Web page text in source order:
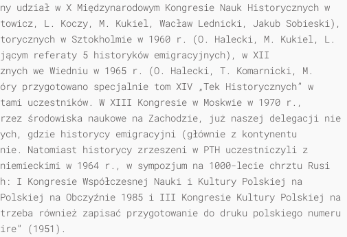
udział w X Międzynarodowym Kongresie Nauk Historycznych w
L. Koczy, M. Kukiel, Wacław Lednicki, Jakub Sobieski),
w Sztokholmie w 1960 r. (O. Halecki, M. Kukiel, L.
referaty 5 historyków emigracyjnych), w XII
we Wiedniu w 1965 r. (O. Halecki, T. Komarnicki, M.
przygotowano specjalnie tom XIV „Tek Historycznych” w
uczestników. W XIII Kongresie w Moskwie w 1970 r.,
środowiska naukowe na Zachodzie, już naszej delegacji nie
gdzie historycy emigracyjni (głównie z kontynentu
Natomiast historycy zrzeszeni w PTH uczestniczyli z
w 1964 r., w sympozjum na 1000-lecie chrztu Rusi
I Kongresie Współczesnej Nauki i Kultury Polskiej na
na Obczyźnie 1985 i III Kongresie Kultury Polskiej na
również zapisać przygotowanie do druku polskiego numeru
(1951).